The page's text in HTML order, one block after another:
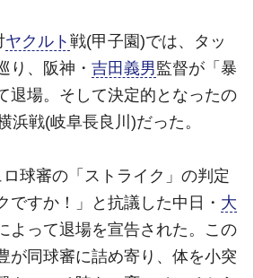
ヤクルト 戦(甲子園)では、タッ
り、阪神・ 吉田義男監督が「暴
退場。そして決定的となったの
浜戦(岐阜長良川)だった。
球審の「ストライク」の判定
ですか！」と抗議した中日・ 大
よって退場を宣告された。この
が同球審に詰め寄り、体を小突